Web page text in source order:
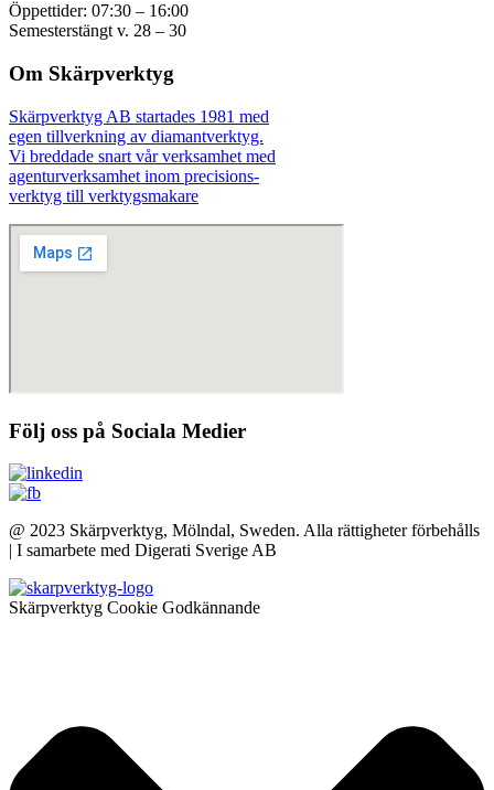
Öppettider: 07:30 – 16:00
Semesterstängt v. 28 – 30
Om Skärpverktyg
Skärpverktyg AB startades 1981 med
egen tillverkning av diamantverktyg.
Vi breddade snart vår verksamhet med
agenturverksamhet inom precisions-
verktyg till verktygsmakare
Följ oss på Sociala Medier
@ 2023 Skärpverktyg, Mölndal, Sweden. Alla rättigheter förbehålls
| I samarbete med Digerati Sverige AB
Skärpverktyg Cookie Godkännande